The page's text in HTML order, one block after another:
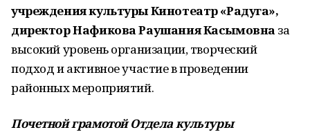
учреждения культуры Кинотеатр «Радуга»,
директор Нафикова Раушания Касымовна за
высокий уровень организации, творческий
подход и активное участие в проведении
районных мероприятий.
Почетной грамотой Отдела культуры